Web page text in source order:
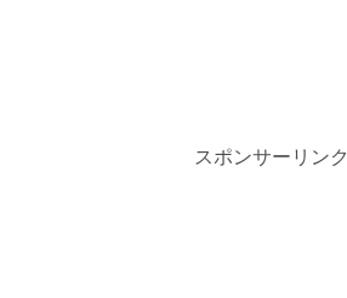
スポンサーリンク